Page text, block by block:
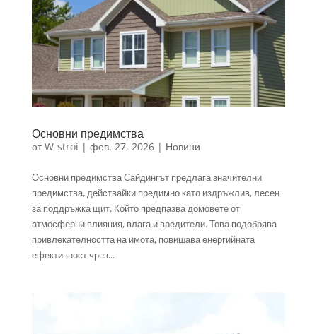
Основни предимства
отW-stroi | фев. 27, 2026| Новини
Основни предимства Сайдингът предлага значителни
предимства, действайки предимно като издръжлив, лесен
за поддръжка щит. Който предпазва домовете от
атмосферни влияния, влага и вредители. Това подобрява
привлекателността на имота, повишава енергийната
ефективност чрез...